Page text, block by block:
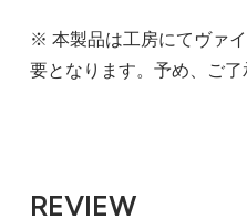
※ 本製品は工房にてヴァ
要となります。予め、ご了
REVIEW